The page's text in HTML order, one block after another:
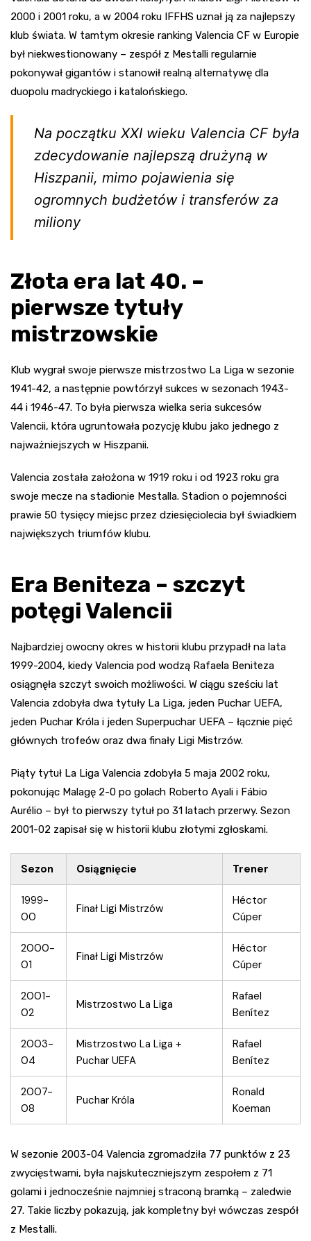
2000 i 2001 roku, a w 2004 roku IFFHS uznał ją za najlepszy
klub świata. W tamtym okresie ranking Valencia CF w Europie
był niekwestionowany – zespół z Mestalli regularnie
pokonywał gigantów i stanowił realną alternatywę dla
duopolu madryckiego i katalońskiego.
Na początku XXI wieku Valencia CF była
zdecydowanie najlepszą drużyną w
Hiszpanii, mimo pojawienia się
ogromnych budżetów i transferów za
miliony
Złota era lat 40. –
pierwsze tytuły
mistrzowskie
Klub wygrał swoje pierwsze mistrzostwo La Liga w sezonie
1941-42, a następnie powtórzył sukces w sezonach 1943-
44 i 1946-47. To była pierwsza wielka seria sukcesów
Valencii, która ugruntowała pozycję klubu jako jednego z
najważniejszych w Hiszpanii.
Valencia została założona w 1919 roku i od 1923 roku gra
swoje mecze na stadionie Mestalla. Stadion o pojemności
prawie 50 tysięcy miejsc przez dziesięciolecia był świadkiem
największych triumfów klubu.
Era Beniteza – szczyt
potęgi Valencii
Najbardziej owocny okres w historii klubu przypadł na lata
1999-2004, kiedy Valencia pod wodzą Rafaela Beniteza
osiągnęła szczyt swoich możliwości. W ciągu sześciu lat
Valencia zdobyła dwa tytuły La Liga, jeden Puchar UEFA,
jeden Puchar Króla i jeden Superpuchar UEFA – łącznie pięć
głównych trofeów oraz dwa finały Ligi Mistrzów.
Piąty tytuł La Liga Valencia zdobyła 5 maja 2002 roku,
pokonując Malagę 2-0 po golach Roberto Ayali i Fábio
Aurélio – był to pierwszy tytuł po 31 latach przerwy. Sezon
2001-02 zapisał się w historii klubu złotymi zgłoskami.
Sezon Osiągnięcie Trener
1999-
00
Finał Ligi Mistrzów
Héctor
Cúper
2000-
01
Finał Ligi Mistrzów
Héctor
Cúper
2001-
02
Mistrzostwo La Liga
Rafael
Benítez
2003-
04
Mistrzostwo La Liga +
Puchar UEFA
Rafael
Benítez
2007-
08
Puchar Króla
Ronald
Koeman
W sezonie 2003-04 Valencia zgromadziła 77 punktów z 23
zwycięstwami, była najskuteczniejszym zespołem z 71
golami i jednocześnie najmniej straconą bramką – zaledwie
27. Takie liczby pokazują, jak kompletny był wówczas zespół
z Mestalli.